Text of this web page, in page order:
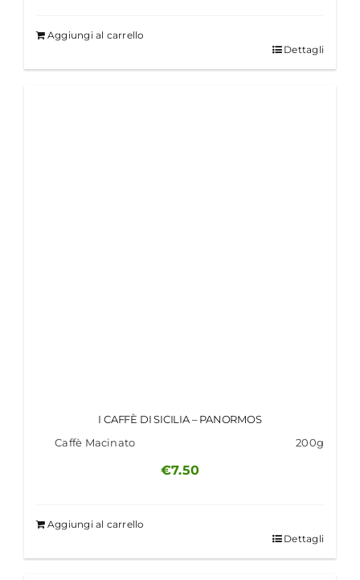
Aggiungi al carrello
Dettagli
I CAFFÈ DI SICILIA – PANORMOS
Caffè Macinato
200g
€7.50
Aggiungi al carrello
Dettagli